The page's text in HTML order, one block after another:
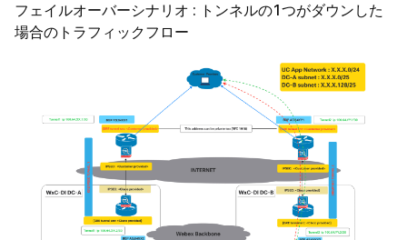
フェイルオーバーシナリオ : トンネルの1つがダウンした
場合のトラフィックフロー